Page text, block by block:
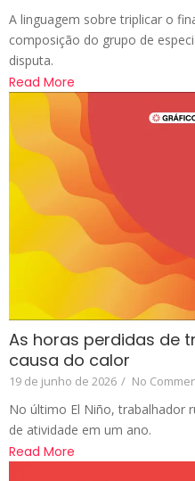
A linguagem sobre triplicar o
composição do grupo de
disputa.
Read More
As horas perdidas de
causa do calor
19 de junho de 2026 / No
No último El Niño, trabalhador
de atividade em um ano.
Read More